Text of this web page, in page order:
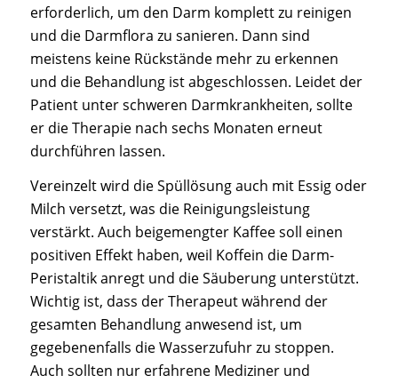
erforderlich, um den Darm komplett zu reinigen
und die Darmflora zu sanieren. Dann sind
meistens keine Rückstände mehr zu erkennen
und die Behandlung ist abgeschlossen. Leidet der
Patient unter schweren Darmkrankheiten, sollte
er die Therapie nach sechs Monaten erneut
durchführen lassen.
Vereinzelt wird die Spüllösung auch mit Essig oder
Milch versetzt, was die Reinigungsleistung
verstärkt. Auch beigemengter Kaffee soll einen
positiven Effekt haben, weil Koffein die Darm-
Peristaltik anregt und die Säuberung unterstützt.
Wichtig ist, dass der Therapeut während der
gesamten Behandlung anwesend ist, um
gegebenenfalls die Wasserzufuhr zu stoppen.
Auch sollten nur erfahrene Mediziner und